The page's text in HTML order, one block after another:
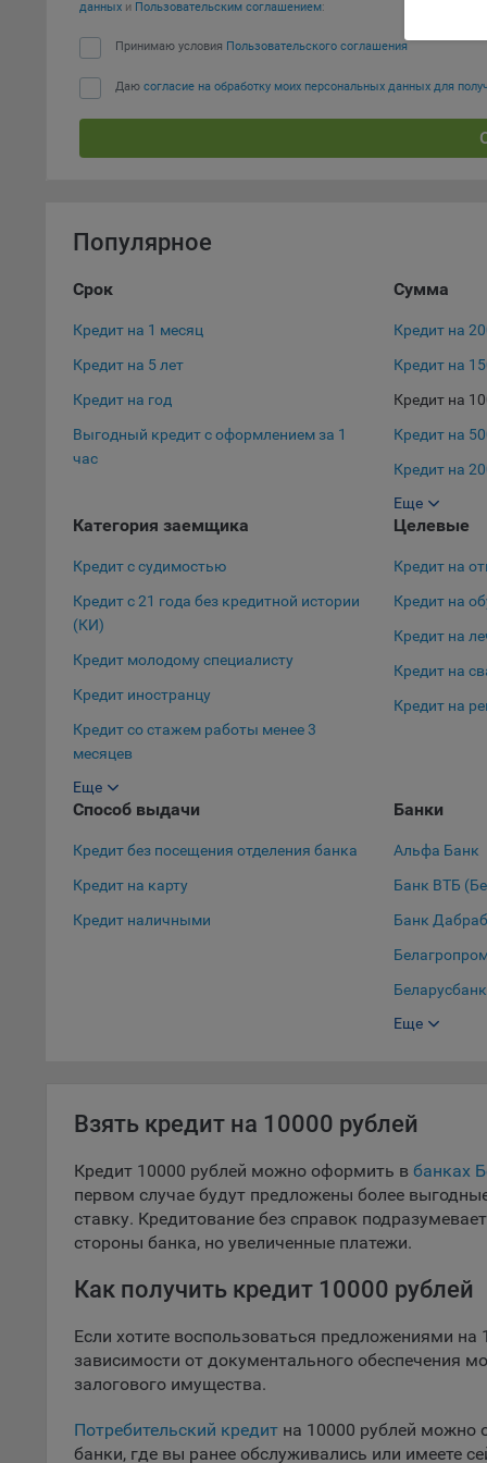
9.5.
16.
данных и Пользовательским соглашением:
Принимаю условия Пользовательского соглашения
Даю согласие на обработку моих персональных данных для
Популярное
Срок
Кредит на 1 месяц
Кредит на 5 лет
Кредит на год
Выгодный кредит с оформлением за 1
час
Сумма
Кредит на
Кредит на
Кредит на
Кредит на
Кредит на
Кредит на
Еще
Категория заемщика
Кредит с судимостью
Кредит с 21 года без кредитной истории
(КИ)
Кредит молодому специалисту
Кредит иностранцу
Кредит со стажем работы менее 3
месяцев
Кредит в декретном отпуске
Кредит с 19 лет
Кредит с 18 лет
Кредит студенту
Кредит для пенсионеров
Еще
Целевые
Кредит на
Кредит на
Кредит на
Кредит на
Кредит на
Способ выдачи
Кредит без посещения отделения банка
Кредит на карту
Кредит наличными
Банки
Альфа Банк
Банк ВТБ
Банк
Беларусбанк
Банк БелВЭБ
БНБ-Банк
БСБ Банк
Сбер Банк
Нео Банк
МТбанк
Паритетбанк
Еще
Взять кредит на 10000 рублей
Кредит 10000 рублей можно оформить в банках
первом случае будут предложены более
ставку. Кредитование без справок
стороны банка, но увеличенные платежи.
Как получить кредит 10000 рублей
Если хотите воспользоваться предложениями
зависимости от документального обеспечения
залогового имущества.
Потребительский кредит на 10000 рублей можно
банки, где вы ранее обслуживались или имеете